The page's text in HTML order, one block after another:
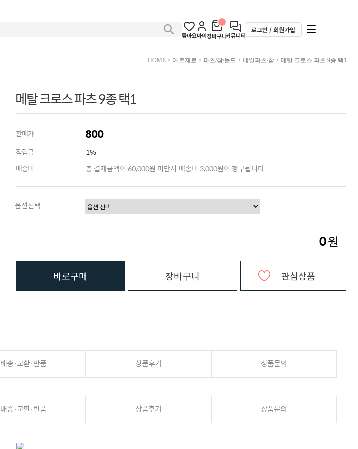
좋아요마이장바구니커뮤니티
로그인 / 회원가입
HOME> 아트재료 > 파츠/참/몰드 > 네일파츠/참> 메탈 크로스 파츠 9종 택1
메탈 크로스 파츠 9종 택1
판매가 800
적립금
1%
배송비
총 결제금액이 60,000원 미만시 배송비 3,000원이 청구됩니다.
옵션선택
0원
바로구매 장바구니 관심상품
배송·교환·반품 상품후기 상품문의
배송·교환·반품 상품후기 상품문의